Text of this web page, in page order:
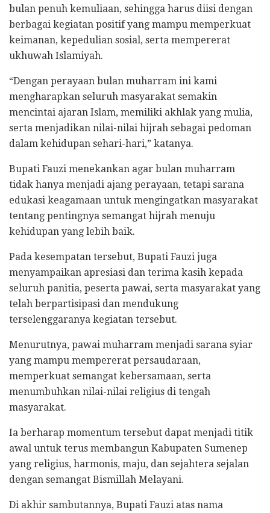
bulan penuh kemuliaan, sehingga harus diisi dengan
berbagai kegiatan positif yang mampu memperkuat
keimanan, kepedulian sosial, serta mempererat
ukhuwah Islamiyah.
“Dengan perayaan bulan muharram ini kami
mengharapkan seluruh masyarakat semakin
mencintai ajaran Islam, memiliki akhlak yang mulia,
serta menjadikan nilai-nilai hijrah sebagai pedoman
dalam kehidupan sehari-hari,” katanya.
Bupati Fauzi menekankan agar bulan muharram
tidak hanya menjadi ajang perayaan, tetapi sarana
edukasi keagamaan untuk mengingatkan masyarakat
tentang pentingnya semangat hijrah menuju
kehidupan yang lebih baik.
Pada kesempatan tersebut, Bupati Fauzi juga
menyampaikan apresiasi dan terima kasih kepada
seluruh panitia, peserta pawai, serta masyarakat yang
telah berpartisipasi dan mendukung
terselenggaranya kegiatan tersebut.
Menurutnya, pawai muharram menjadi sarana syiar
yang mampu mempererat persaudaraan,
memperkuat semangat kebersamaan, serta
menumbuhkan nilai-nilai religius di tengah
masyarakat.
Ia berharap momentum tersebut dapat menjadi titik
awal untuk terus membangun Kabupaten Sumenep
yang religius, harmonis, maju, dan sejahtera sejalan
dengan semangat Bismillah Melayani.
Di akhir sambutannya, Bupati Fauzi atas nama